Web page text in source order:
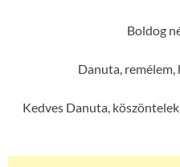
Boldog
Danuta, remélem,
Kedves Danuta,